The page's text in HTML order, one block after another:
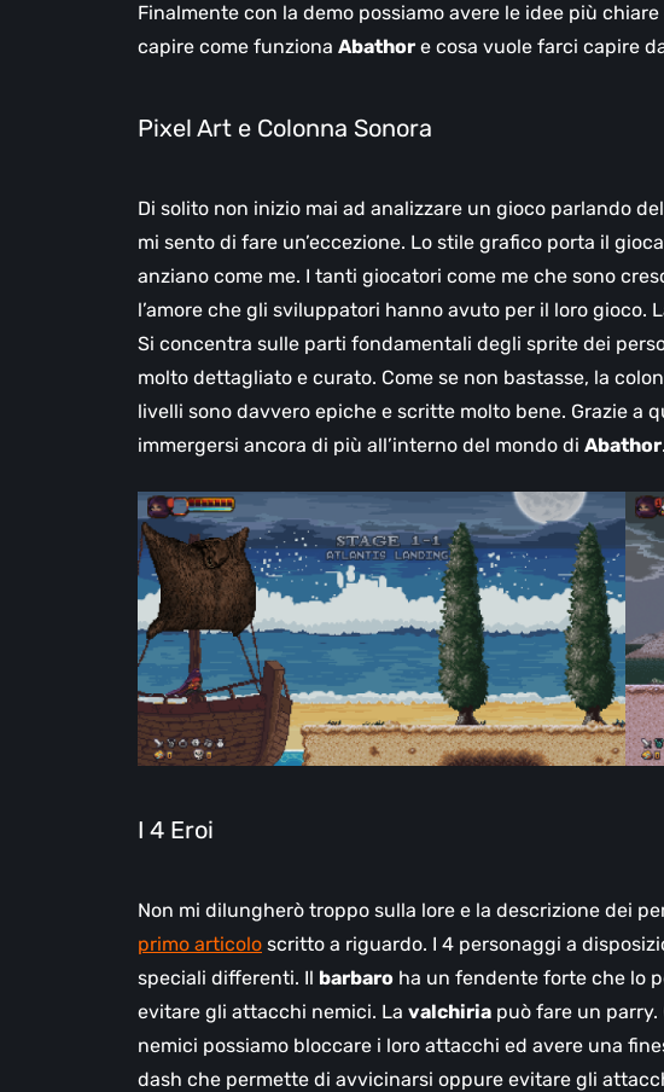
Finalmente con la demo possiamo avere le idee più
capire come funziona Abathor e cosa vuole farci capire
Pixel Art e Colonna Sonora
Di solito non inizio mai ad analizzare un gioco parlando
mi sento di fare un’eccezione. Lo stile grafico porta il
anziano come me. I tanti giocatori come me che sono
l’amore che gli sviluppatori hanno avuto per il loro gioco.
Si concentra sulle parti fondamentali degli sprite dei
molto dettagliato e curato. Come se non bastasse, la
livelli sono davvero epiche e scritte molto bene. Grazie a
immergersi ancora di più all’interno del mondo di Abathor.
I 4 Eroi
Non mi dilungherò troppo sulla lore e la descrizione dei
primo articolo scritto a riguardo. I 4 personaggi a
speciali differenti. Il barbaro ha un fendente forte che lo
evitare gli attacchi nemici. La valchiria può fare un
nemici possiamo bloccare i loro attacchi ed avere una
dash che permette di avvicinarsi oppure evitare gli